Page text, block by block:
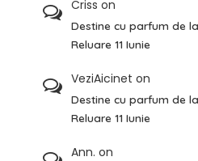
Criss on
Destine cu parfum de
Reluare 11 Iunie
VeziAicinet on
Destine cu parfum de
Reluare 11 Iunie
Ann. on